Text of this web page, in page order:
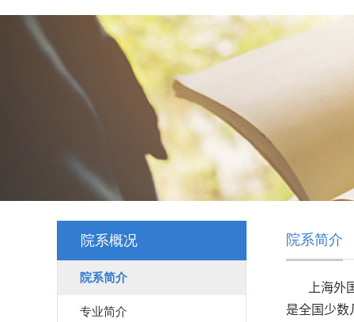
院系概况
院系简介
专业简介
院系简介
上海外
是全国少数